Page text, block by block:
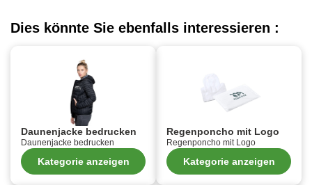
Dies könnte Sie ebenfalls interessieren :
Daunenjacke bedrucken
Daunenjacke bedrucken
Kategorie anzeigen
Regenponcho mit Logo
Regenponcho mit Logo
Kategorie anzeigen